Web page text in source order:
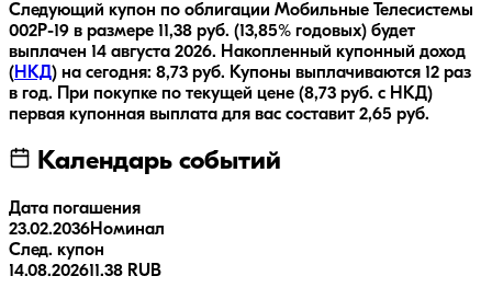
Следующий купон по облигации Мобильные Телесистемы
002Р-19 в размере 11,38 руб. (13,85% годовых) будет
выплачен 14 августа 2026. Накопленный купонный доход
(НКД) на сегодня: 8,73 руб. Купоны выплачиваются 12 раз
в год. При покупке по текущей цене (8,73 руб. с НКД)
первая купонная выплата для вас составит 2,65 руб.
Календарь событий
Дата погашения
23.02.2036Номинал
След. купон
14.08.202611.38 RUB